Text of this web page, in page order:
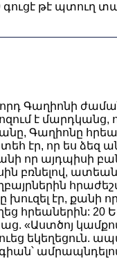
թէ պտուղ
Գաղիոնի
է մարդկանց,
Գաղիոնը
էր, որ ես ձեզ
որ այդպիսի
բռնելով,
խուզել էր, քանի
հրեաներին:
«Աստծոյ
եկեղեցուն.